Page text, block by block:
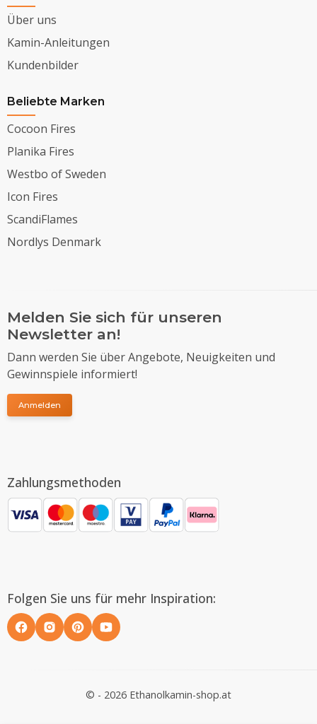
Über uns
Kamin-Anleitungen
Kundenbilder
Beliebte Marken
Cocoon Fires
Planika Fires
Westbo of Sweden
Icon Fires
ScandiFlames
Nordlys Denmark
Melden Sie sich für unseren
Newsletter an!
Dann werden Sie über Angebote, Neuigkeiten und
Gewinnspiele informiert!
Anmelden
Zahlungsmethoden
Folgen Sie uns für mehr Inspiration:
© - 2026 Ethanolkamin-shop.at